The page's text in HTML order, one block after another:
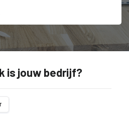
is jouw bedrijf?